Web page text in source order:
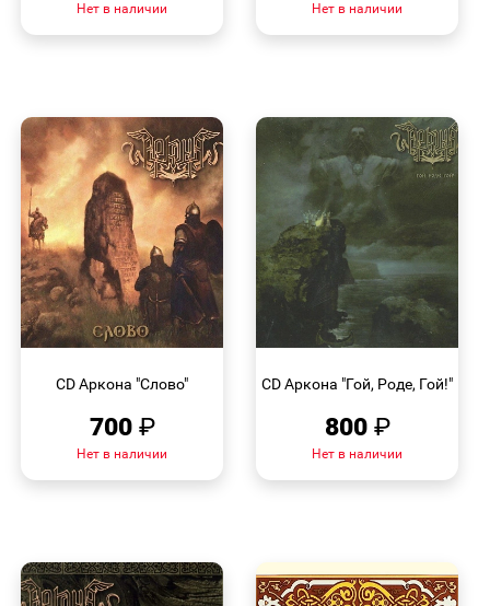
Нет в наличии Нет в наличии
CD Аркона "Слово"
700 ₽
Нет в наличии
CD Аркона "Гой, Роде, Гой!"
800 ₽
Нет в наличии